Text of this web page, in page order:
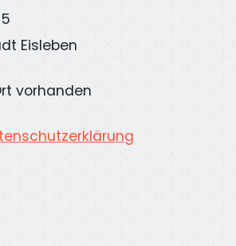
Eisleben
vorhanden